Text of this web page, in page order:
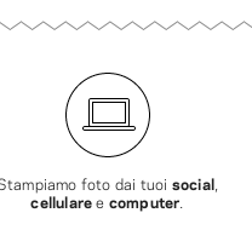
foto dai tuoi social,
cellularee computer